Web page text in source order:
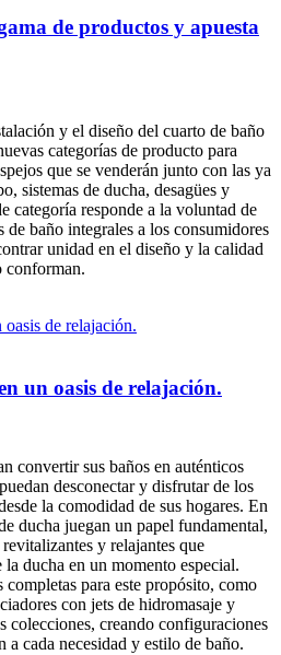
de productos y apuesta
y el diseño del cuarto de baño
categorías de producto para
que se venderán junto con las ya
sistemas de ducha, desagües y
categoría responde a la voluntad de
baño integrales a los consumidores
unidad en el diseño y la calidad
conforman.
un oasis de relajación.
convertir sus baños en auténticos
desconectar y disfrutar de los
la comodidad de sus hogares. En
ducha juegan un papel fundamental,
y relajantes que
ducha en un momento especial.
para este propósito, como
con jets de hidromasaje y
colecciones, creando configuraciones
a cada necesidad y estilo de baño.